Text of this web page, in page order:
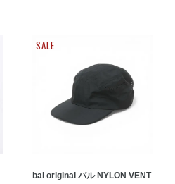
SALE
bal original バル NYLON VENT